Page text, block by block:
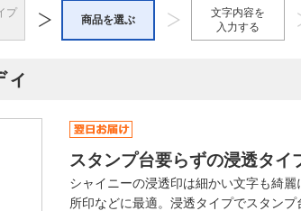
プ
商品を選ぶ
文字内容を
入力する
ィ
スタンプ台要らずの浸透タイ
シャイニーの浸透印は細かい文字も綺
所印などに最適。浸透タイプでスタン